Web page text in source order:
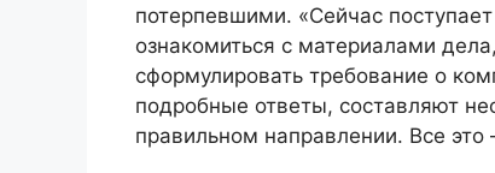
потерпевшими. «Сейчас
ознакомиться с материалами
сформулировать требование о
подробные ответы, составляют
правильном направлении. Все это